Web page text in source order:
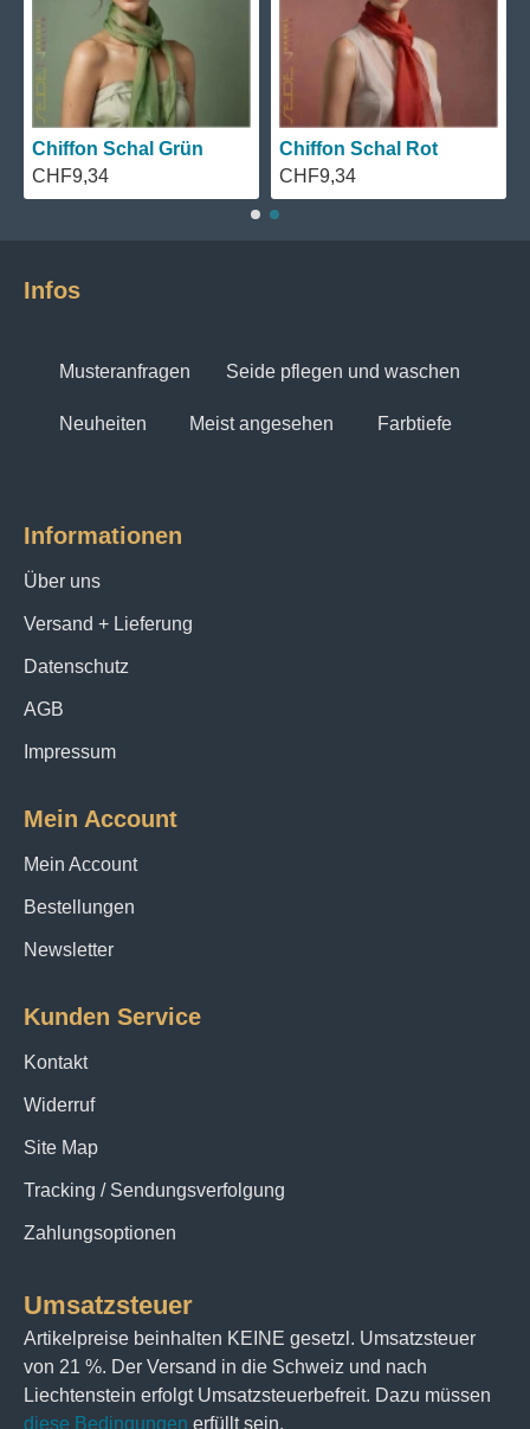
Chiffon Schal Blau
CHF9,34
Chiffon Schal Schwarz
CHF9,34
Infos
Musteranfragen Seide pflegen und waschen
Neuheiten Meist angesehen Farbtiefe
Informationen
Über uns
Versand + Lieferung
Datenschutz
AGB
Impressum
Mein Account
Mein Account
Bestellungen
Newsletter
Kunden Service
Kontakt
Widerruf
Site Map
Tracking / Sendungsverfolgung
Zahlungsoptionen
Umsatzsteuer
Artikelpreise beinhalten KEINE gesetzl. Umsatzsteuer
von 21 %. Der Versand in die Schweiz und nach
Liechtenstein erfolgt Umsatzsteuerbefreit. Dazu müssen
diese Bedingungen erfüllt sein.